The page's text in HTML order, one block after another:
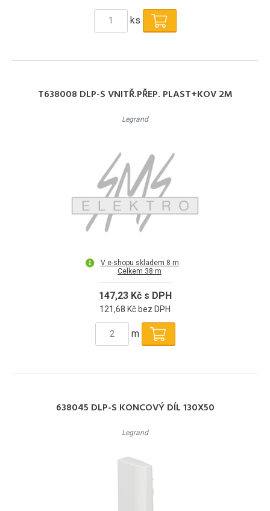
ks
T638008 DLP-S VNITŘ.PŘEP. PLAST+KOV 2M
Legrand
V e-shopu skladem 8 m
Celkem 38 m
147,23 Kč s DPH
121,68 Kč bez DPH
m
638045 DLP-S KONCOVÝ DÍL 130X50
Legrand